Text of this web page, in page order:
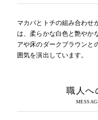
マカバとトチの組み合わせ
は、柔らかな白色と艶やか
アや床のダークブラウンと
囲気を演出しています。
職人へ